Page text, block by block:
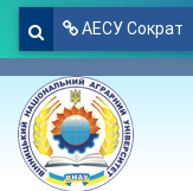
АЕСУ Сократ